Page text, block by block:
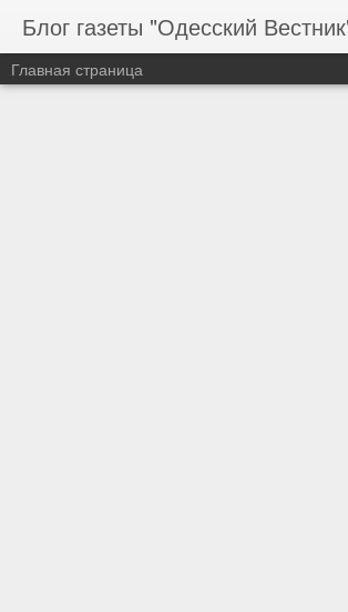
Главная страница